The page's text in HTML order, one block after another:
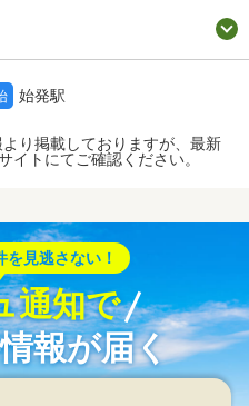
始発駅
り掲載しておりますが、最新
イトにてご確認ください。
を見逃さない！
通知で
報が届く